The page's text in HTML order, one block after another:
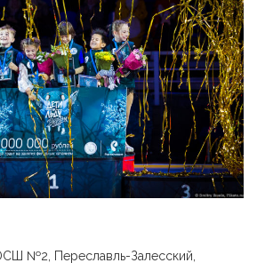
№2, Переславль-Залесский,